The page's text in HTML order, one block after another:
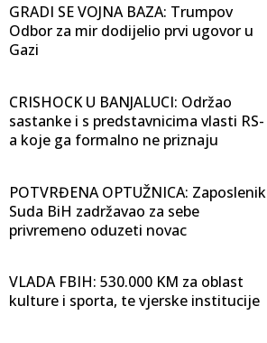
GRADI SE VOJNA BAZA: Trumpov
Odbor za mir dodijelio prvi ugovor u
Gazi
CRISHOCK U BANJALUCI: Održao
sastanke i s predstavnicima vlasti RS-
a koje ga formalno ne priznaju
POTVRĐENA OPTUŽNICA: Zaposlenik
Suda BiH zadržavao za sebe
privremeno oduzeti novac
VLADA FBIH: 530.000 KM za oblast
kulture i sporta, te vjerske institucije